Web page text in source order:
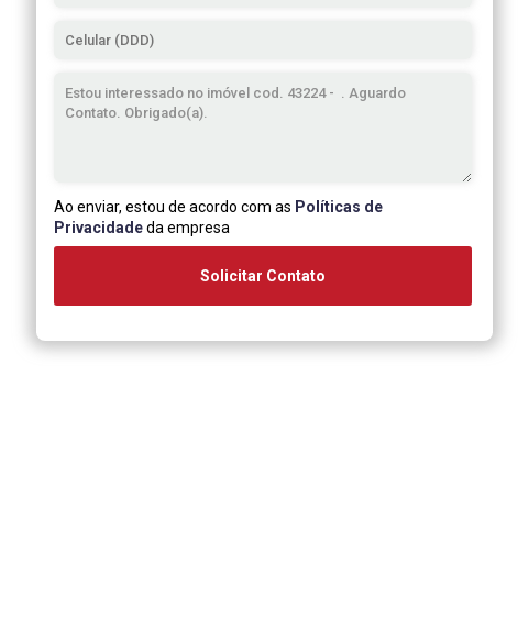
Ao enviar, estou de acordo com as Políticas de
Privacidadeda empresa
Solicitar Contato